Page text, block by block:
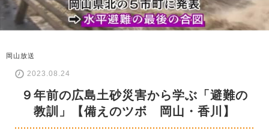
岡山放送
2023.08.24
９年前の広島土砂災害から学ぶ「避難の
教訓」【備えのツボ 岡山・香川】